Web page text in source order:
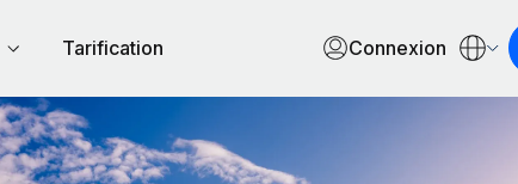
Tarification Connexion